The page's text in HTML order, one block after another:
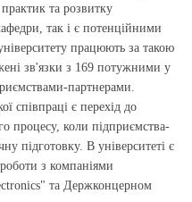
та розвитку
так і є потенційними
працюють за такою
зв'язки з 169 потужними у
партнерами.
співпраці є перехід до
процесу, коли підприємства-
підготовку. В університеті є
роботи з компаніями
та Держконцерном